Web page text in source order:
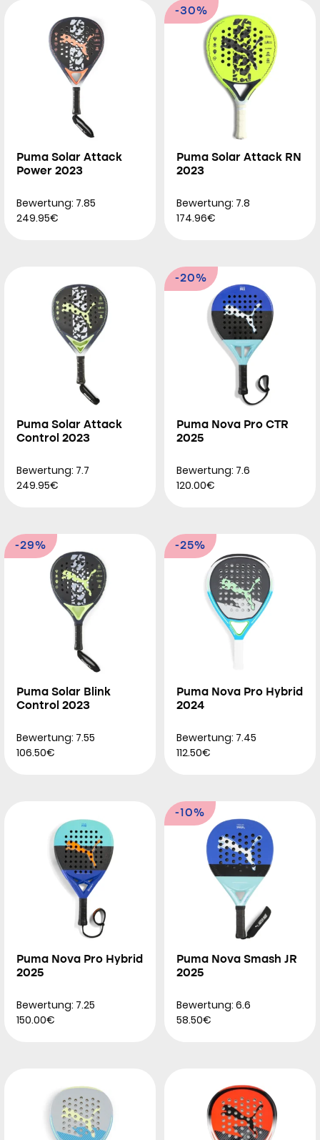
Puma Solar Attack
Power 2023
Bewertung: 7.85
249.95€
-30%
Puma Solar Attack RN
2023
Bewertung: 7.8
174.96€
Puma Solar Attack
Control 2023
Bewertung: 7.7
249.95€
-20%
Puma Nova Pro CTR
2025
Bewertung: 7.6
120.00€
-29%
Puma Solar Blink
Control 2023
Bewertung: 7.55
106.50€
-25%
Puma Nova Pro Hybrid
2024
Bewertung: 7.45
112.50€
Puma Nova Pro Hybrid
2025
Bewertung: 7.25
150.00€
-10%
Puma Nova Smash JR
2025
Bewertung: 6.6
58.50€